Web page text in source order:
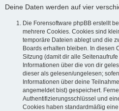
Deine Daten werden auf vier
Die Forensoftware phpBB erstellt
mehrere Cookies. Cookies sind
temporäre Dateien ablegt und die
Boards erhalten bleiben. In diesen
Sitzung (damit dir alle
Informationen über die von dir
dieser als gelesen/ungelesen;
Informationen über deine
angemeldet bist) gespeichert.
Authentifizierungsschlüssel und
Cookies haben standardmäßig